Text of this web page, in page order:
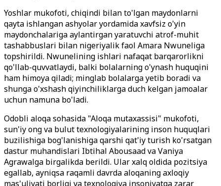
Yoshlar mukofoti, chiqindi bilan to'lgan maydonlarni
qayta ishlangan ashyolar yordamida xavfsiz o'yin
maydonchalariga aylantirgan yaratuvchi atrof-muhit
tashabbuslari bilan nigeriyalik faol Amara Nwuneliga
topshirildi. Nwunelining ishlari nafaqat barqarorlikni
qo'llab-quvvatlaydi, balki bolalarning o'ynash huquqini
ham himoya qiladi; minglab bolalarga yetib boradi va
shunga o'xshash qiyinchiliklarga duch kelgan jamoalar
uchun namuna bo'ladi.
Odobli aloqa sohasida "Aloqa mutaxassisi" mukofoti,
sun'iy ong va bulut texnologiyalarining inson huquqlari
buzilishiga bog'lanishiga qarshi qat'iy turish ko'rsatgan
dastur muhandislari Ibtihal Abousaad va Vaniya
Agrawalga birgalikda berildi. Ular xalq oldida pozitsiya
egallab, ayniqsa raqamli davrda aloqaning axloqiy
mas'uliyati borligi va texnologiya insoniyatga zarar